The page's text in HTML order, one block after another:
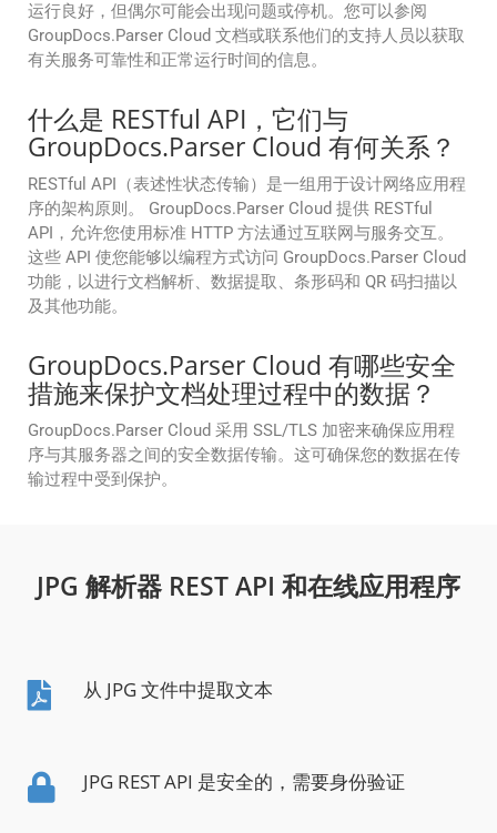
运行良好，但偶尔可能会出现问题或停机。您可以参阅
GroupDocs.Parser Cloud 文档或联系他们的支持人员以获取
有关服务可靠性和正常运行时间的信息。
什么是 RESTful API，它们与
GroupDocs.Parser Cloud 有何关系？
RESTful API（表述性状态传输）是一组用于设计网络应用程
序的架构原则。 GroupDocs.Parser Cloud 提供 RESTful
API，允许您使用标准 HTTP 方法通过互联网与服务交互。
这些 API 使您能够以编程方式访问 GroupDocs.Parser Cloud
功能，以进行文档解析、数据提取、条形码和 QR 码扫描以
及其他功能。
GroupDocs.Parser Cloud 有哪些安全
措施来保护文档处理过程中的数据？
GroupDocs.Parser Cloud 采用 SSL/TLS 加密来确保应用程
序与其服务器之间的安全数据传输。这可确保您的数据在传
输过程中受到保护。
JPG 解析器 REST API 和在线应用程序
从 JPG 文件中提取文本
JPG REST API 是安全的，需要身份验证